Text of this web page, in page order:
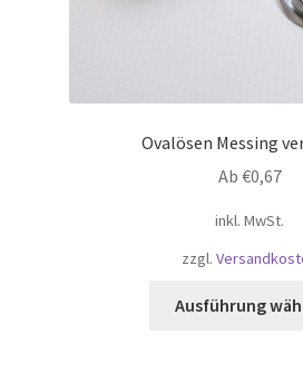
Ovalösen Messing
Ab €0,67
inkl. MwSt.
zzgl.
Ausführung